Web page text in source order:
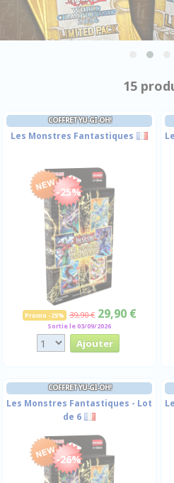
15
COFFRET YU-GI-OH!
Les Monstres Fantastiques
-25%
Promo -25% 39,90 € 29,90 €
Sortie le 03/09/2026
COFFRET YU-GI-OH!
Les Monstres Fantastiques - Lot
de 6
-26%